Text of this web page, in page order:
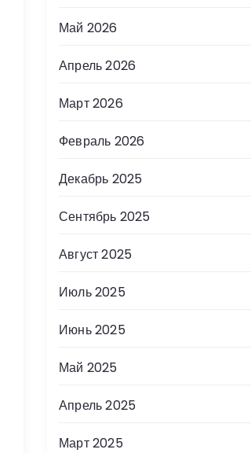
Май 2026
Апрель 2026
Март 2026
Февраль 2026
Декабрь 2025
Сентябрь 2025
Август 2025
Июль 2025
Июнь 2025
Май 2025
Апрель 2025
Март 2025